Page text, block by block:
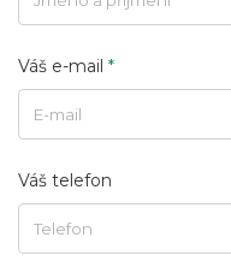
Váš e-mail *
Váš telefon